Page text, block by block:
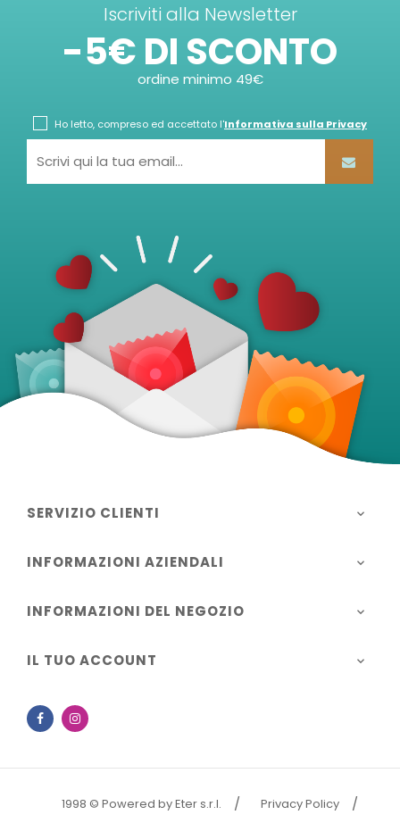
Iscriviti alla Newsletter
-5€ DI SCONTO
ordine minimo 49€
Ho letto, compreso ed accettato l'Informativa sulla Privacy
SERVIZIO CLIENTI 
INFORMAZIONI AZIENDALI 
INFORMAZIONI DEL NEGOZIO 
IL TUO ACCOUNT 
Facebook
1998 © Powered by Eter s.r.l.
Privacy Policy